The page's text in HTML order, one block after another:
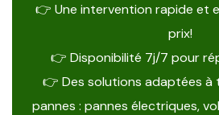
👉 Une intervention rapide et
prix!
👉 Disponibilité 7j/7 pour
👉 Des solutions adaptées à
pannes : pannes électriques,